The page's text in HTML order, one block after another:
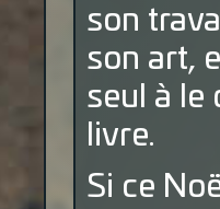
son
son art,
seul à le
livre.
Si ce